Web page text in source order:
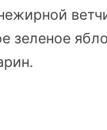
зеленое